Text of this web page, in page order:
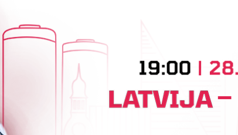
Vārtus guva Nils Voitiškis